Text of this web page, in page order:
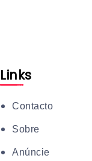
Links
Contacto
Sobre
Anúncie